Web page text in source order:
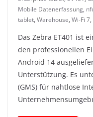
Mobile Datenerfassung,
tablet, Warehouse, Wi-Fi 7,
Das Zebra ET401 ist
den professionellen
Android 14
Unterstützung. Es
(GMS) für nahtlose